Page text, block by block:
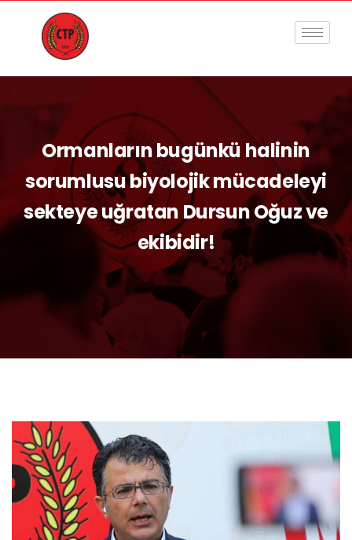
Ormanların bugünkü halinin
sorumlusu biyolojik mücadeleyi
sekteye uğratan Dursun Oğuz ve
ekibidir!